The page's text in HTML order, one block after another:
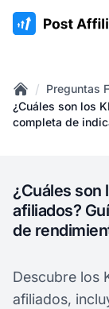
:site.title
Home
/ Preguntas
¿Cuáles son los
completa de
¿Cuáles son
afiliados?
de
Descubre los
afiliados,